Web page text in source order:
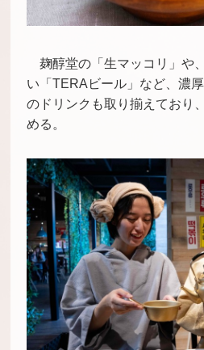
麹醇堂の「生マッコリ」や
い「TERAビール」など、濃
のドリンクも取り揃えており
める。